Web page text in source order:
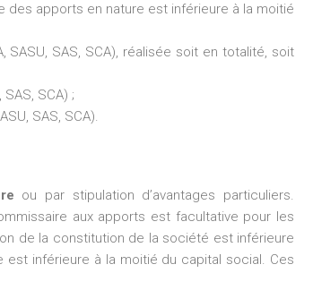
des apports en nature est inférieure à la moitié
SASU, SAS, SCA), réalisée soit en totalité, soit
SAS, SCA) ;
SAS, SCA).
ou par stipulation d’avantages particuliers.
aux apports est facultative pour les
de la constitution de la société est inférieure
est inférieure à la moitié du capital social. Ces